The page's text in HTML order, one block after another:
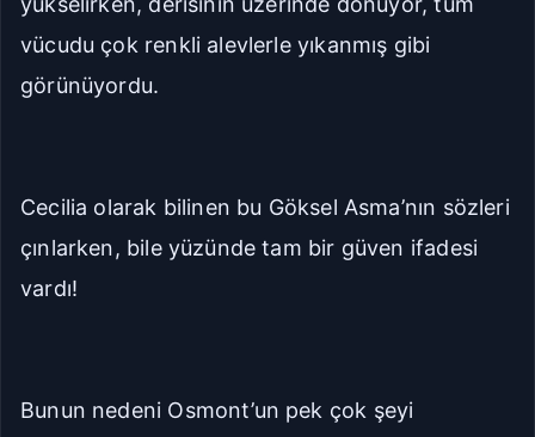
vücudu çok renkli alevlerle yıkanmış gibi
görünüyordu.
Cecilia olarak bilinen bu Göksel Asma’nın sözleri
çınlarken, bile yüzünde tam bir güven ifadesi
vardı!
Bunun nedeni Osmont’un pek çok şeyi